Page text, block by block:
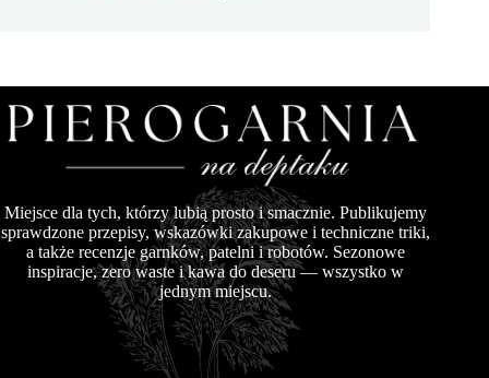
Miejsce dla tych, którzy lubią prosto i smacznie. Publikujemy
sprawdzone przepisy, wskazówki zakupowe i techniczne triki,
a także recenzje garnków, patelni i robotów. Sezonowe
inspiracje, zero waste i kawa do deseru — wszystko w
jednym miejscu.